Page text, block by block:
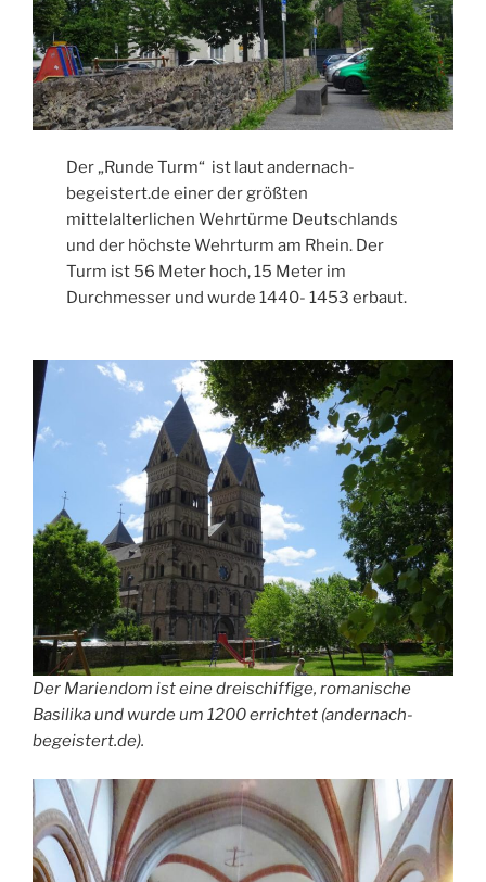
Der „Runde Turm“ ist laut andernach-
begeistert.de einer der größten
mittelalterlichen Wehrtürme Deutschlands
und der höchste Wehrturm am Rhein. Der
Turm ist 56 Meter hoch, 15 Meter im
Durchmesser und wurde 1440- 1453 erbaut.
Der Mariendom ist eine dreischiffige, romanische
Basilika und wurde um 1200 errichtet (andernach-
begeistert.de).